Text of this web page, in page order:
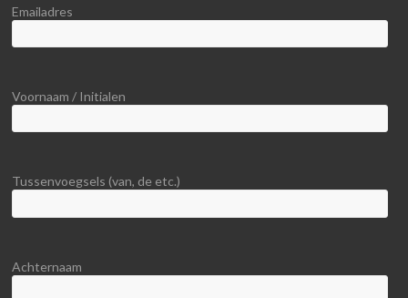
Emailadres
Voornaam / Initialen
Tussenvoegsels (van, de etc.)
Achternaam